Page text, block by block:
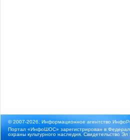
© 2007-2026, Информационное агентство
Портал «ИнфоШОС» зарегистрирован в
охраны культурного наследия. Свидетельство